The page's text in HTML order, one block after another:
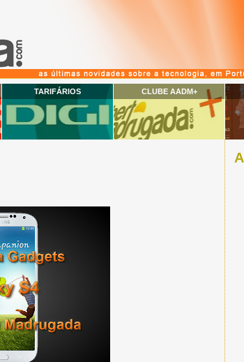
TARIFÁRIOS CLUBE AADM+